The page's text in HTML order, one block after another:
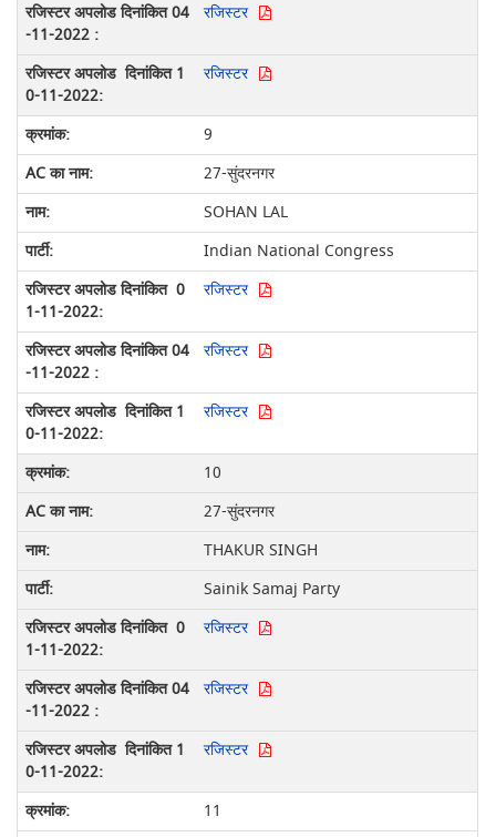
रजिस्टर
रजिस्टर
9
27-सुंदरनगर
SOHAN LAL
Indian National Congress
रजिस्टर
रजिस्टर
रजिस्टर
10
27-सुंदरनगर
THAKUR SINGH
Sainik Samaj Party
रजिस्टर
रजिस्टर
रजिस्टर
11